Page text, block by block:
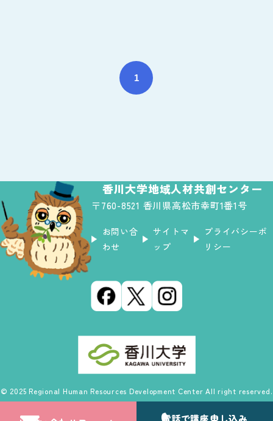
1
香川大学地域人材共創センター
〒760-8521 香川県高松市幸町1番1号
お問い合
わせ
サイトマ
ップ
プライバシーポ
リシー
© 2025 Regional Human Resources Development Center All right reserved.
電話で講座申し込み